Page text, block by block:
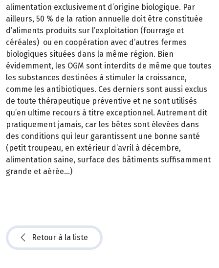
alimentation exclusivement d’origine biologique. Par
ailleurs, 50 % de la ration annuelle doit être constituée
d’aliments produits sur l’exploitation (fourrage et
céréales) ou en coopération avec d’autres fermes
biologiques situées dans la même région. Bien
évidemment, les OGM sont interdits de même que toutes
les substances destinées à stimuler la croissance,
comme les antibiotiques. Ces derniers sont aussi exclus
de toute thérapeutique préventive et ne sont utilisés
qu’en ultime recours à titre exceptionnel. Autrement dit
pratiquement jamais, car les bêtes sont élevées dans
des conditions qui leur garantissent une bonne santé
(petit troupeau, en extérieur d’avril à décembre,
alimentation saine, surface des bâtiments suffisamment
grande et aérée…)
Retour à la liste